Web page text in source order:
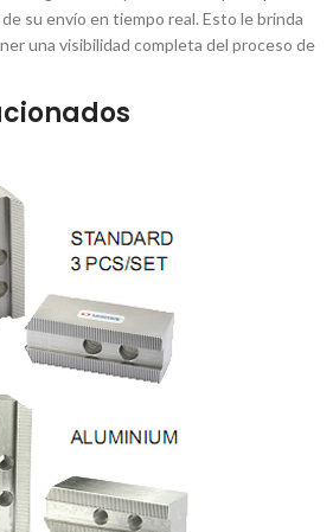
su envío en tiempo real. Esto le brinda
una visibilidad completa del proceso de